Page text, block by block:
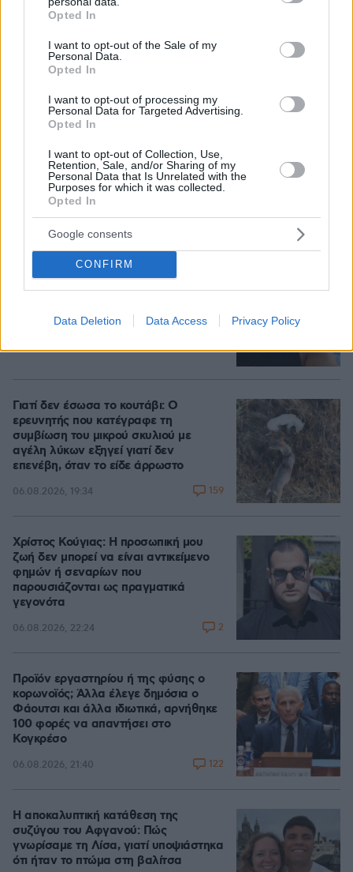
grant or deny consent to Google and its third-party tags to
use your data for below specified purposes in below Google
consent section.
Opted In
I want to opt-out of the Sale of my
Personal Data.
Opted In
I want to opt-out of processing my
Personal Data for Targeted Advertising.
Opted In
I want to opt-out of Collection, Use,
Retention, Sale, and/or Sharing of my
Personal Data that Is Unrelated with the
Purposes for which it was collected.
Opted In
Google consents
CONFIRM
Data Deletion Data Access Privacy Policy
Αριστοτέλης Δαμίγος: Σε κλίμα οδύνης έγινε η
αποτέφρωση του συντονιστή που σκοτώθηκε
μετά τη σύγκρουση ελικοπτέρων στην Ψάθα,
φωτογραφίες
06.08.2026, 20:03
Γιώργος Παράσχος: Χαμογελαστός,
θεραπεία
Γιατί δεν έσωσα το κουτάβι: Ο
ερευνητής που κατέγραφε τη
συμβίωση του μικρού σκυλιού με
αγέλη λύκων εξηγεί γιατί δεν
επενέβη, όταν το είδε άρρωστο
06.08.2026, 19:34 159
Χρίστος Κούγιας: Η προσωπική μου
ζωή δεν μπορεί να είναι αντικείμενο
φημών ή σεναρίων που
παρουσιάζονται ως πραγματικά
γεγονότα
06.08.2026, 22:24 2
Προϊόν εργαστηρίου ή της φύσης ο
κορωνοϊός; Άλλα έλεγε δημόσια ο
Φάουτσι και άλλα ιδιωτικά, αρνήθηκε
100 φορές να απαντήσει στο
Κογκρέσο
06.08.2026, 21:40 122
Η αποκαλυπτική κατάθεση της
συζύγου του Αφγανού: Πώς
γνωρίσαμε τη Λίσα, γιατί υποψιάστηκα
ότι ήταν το πτώμα στη βαλίτσα